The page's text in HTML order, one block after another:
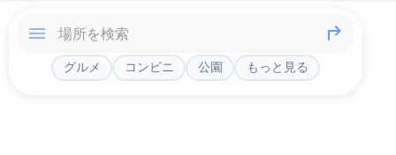
グルメ コンビニ 公園 もっと見る